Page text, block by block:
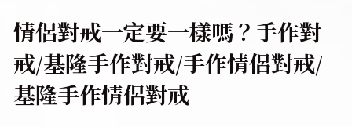
情侶對戒一定要一樣嗎？手作對
戒/基隆手作對戒/手作情侶對戒/
基隆手作情侶對戒